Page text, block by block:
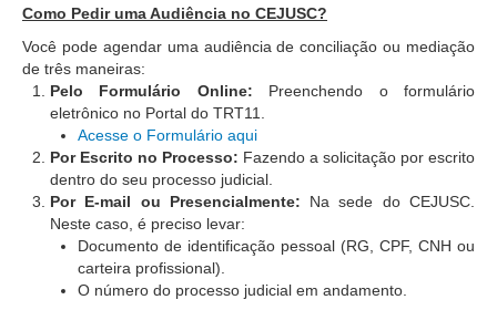
Comitê Gestor Regional do PJe
Comitê Gestor Regional do e-Gestão e de Tabelas
Processuais Unificadas
Comitê do Datajud
Comissão Regional de Pesquisa Judiciária e Ciência de
Dados
Comissão de Ética
Comitê de Priorização do Primeiro Grau
Comissão de Uniformização de Jurisprudência
Como Pedir uma Audiência no CEJUSC?
Você pode agendar uma audiência de conciliação ou mediação
de três maneiras:
Pelo Formulário Online: Preenchendo o formulário
eletrônico no Portal do TRT11.
Acesse o Formulário aqui
Por Escrito no Processo: Fazendo a solicitação por escrito
dentro do seu processo judicial.
Por E-mail ou Presencialmente: Na sede do CEJUSC.
Neste caso, é preciso levar:
Documento de identificação pessoal (RG, CPF, CNH ou
carteira profissional).
O número do processo judicial em andamento.